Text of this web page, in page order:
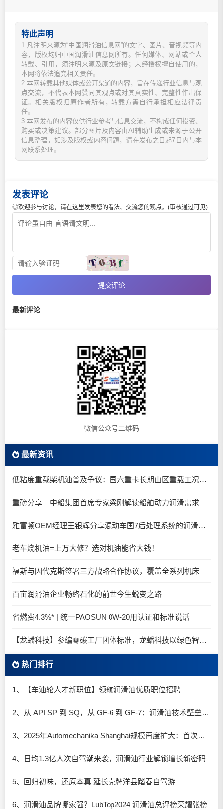
特此声明
1.凡注明来源为“中国润滑油信息网”的文字、图片、音视频等内
容，版权均归中国润滑油信息网所有。任何媒体、网站或个人
转载、引用，须注明来源及原文链接；未经授权擅自使用的，
本网将依法追究相关责任。
2.本网转载其他媒体或公开渠道的内容，旨在传递行业信息与观
点交流，不代表本网赞同其观点或对其真实性、完整性作出保
证。相关版权归原作者所有，转载方需自行承担相应法律责
任。
3.本网发布的内容仅供行业参考与信息交流，不构成任何投资、
购买或决策建议。部分图片及内容由AI辅助生成或来源于公开
信息整理，如涉及版权或内容问题，请在发布之日起7日内与本
网联系处理。
发表评论
◎欢迎参与讨论，请在这里发表您的看法、交流您的观点。(审核通过可见)
提交评论
最新评论
微信公众号二维码
最新资讯
低粘度重载柴机油普及争议：国六重卡长期山区重载工况是否适合0W-20柴油机油？
重磅分享｜中船集团首席专家梁刚解读船舶动力润滑需求
雅富顿OEM经理王银辉分享混动车国7后处理系统的润滑油要求
老车烧机油=上万大修？选对机油能省大钱！
福斯与因代克斯签署三方战略合作协议，覆盖全系列机床
百亩润滑油企业畅络石化的前世今生蜕变之路
省燃费4.3%* | 统一PAOSUN 0W-20用认证和标准说话
【龙蟠科技】参编零碳工厂团体标准，龙蟠科技以绿色智造锚定零碳未来
热门排行
1、【车油轮人才新职位】领航润滑油优质职位招聘
2、从 API SP 到 SQ，从 GF-6 到 GF-7：润滑油技术壁垒再升高，你准备好了吗？
3、2025年Automechanika Shanghai规模再度扩大：首次启用国家会展中心（上海）全部15个展馆
4、日均1.3亿人次自驾潮来袭，润滑油行业解锁增长新密码​
5、回归初味，还原本真 延长壳牌洋县踏春自驾游
6、润滑油品牌哪家强？LubTop2024 润滑油总评榜荣耀张榜